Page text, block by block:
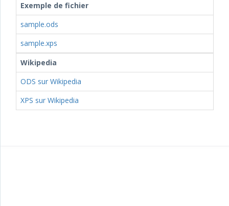
Exemple de fichier
sample.ods
sample.xps
Wikipedia
ODS sur Wikipedia
XPS sur Wikipedia